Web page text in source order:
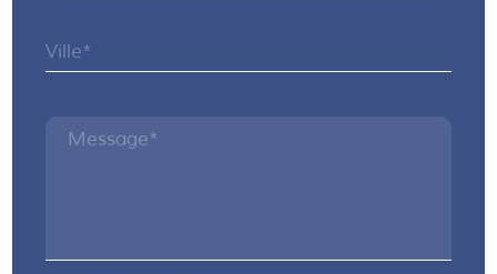
Ville*
Message*